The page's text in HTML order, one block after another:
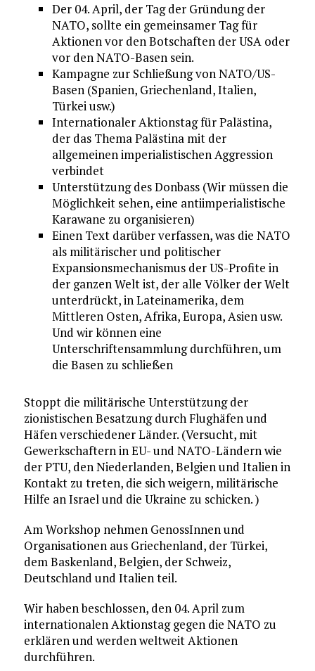
Der 04. April, der Tag der Gründung der
NATO, sollte ein gemeinsamer Tag für
Aktionen vor den Botschaften der USA oder
vor den NATO-Basen sein.
Kampagne zur Schließung von NATO/US-
Basen (Spanien, Griechenland, Italien,
Türkei usw.)
Internationaler Aktionstag für Palästina,
der das Thema Palästina mit der
allgemeinen imperialistischen Aggression
verbindet
Unterstützung des Donbass (Wir müssen die
Möglichkeit sehen, eine antiimperialistische
Karawane zu organisieren)
Einen Text darüber verfassen, was die NATO
als militärischer und politischer
Expansionsmechanismus der US-Profite in
der ganzen Welt ist, der alle Völker der Welt
unterdrückt, in Lateinamerika, dem
Mittleren Osten, Afrika, Europa, Asien usw.
Und wir können eine
Unterschriftensammlung durchführen, um
die Basen zu schließen
Stoppt die militärische Unterstützung der
zionistischen Besatzung durch Flughäfen und
Häfen verschiedener Länder. (Versucht, mit
Gewerkschaftern in EU- und NATO-Ländern wie
der PTU, den Niederlanden, Belgien und Italien in
Kontakt zu treten, die sich weigern, militärische
Hilfe an Israel und die Ukraine zu schicken. )
Am Workshop nehmen GenossInnen und
Organisationen aus Griechenland, der Türkei,
dem Baskenland, Belgien, der Schweiz,
Deutschland und Italien teil.
Wir haben beschlossen, den 04. April zum
internationalen Aktionstag gegen die NATO zu
erklären und werden weltweit Aktionen
durchführen.